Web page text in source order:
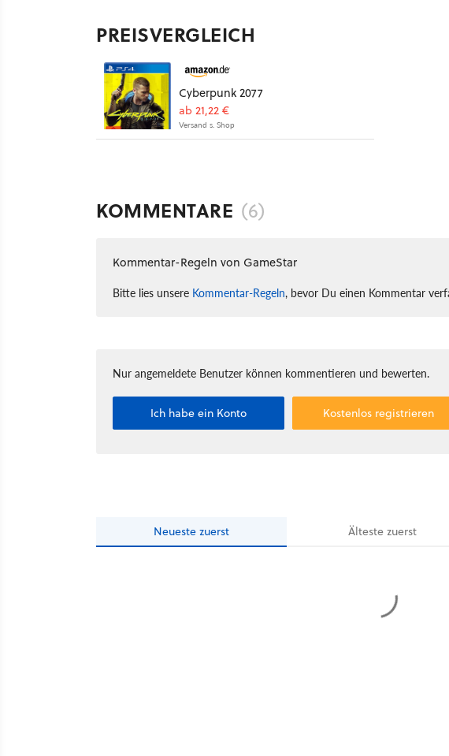
PREISVERGLEICH
Cyberpunk 2077
ab 21,22 €
Versand s. Shop
KOMMENTARE (6)
Kommentar-Regeln von GameStar
Bitte lies unsere Kommentar-Regeln, bevor Du einen Kommentar
Nur angemeldete Benutzer können kommentieren und bewerten.
Ich habe ein Konto Kostenlos registrieren
Neueste zuerst Ältestezuerst